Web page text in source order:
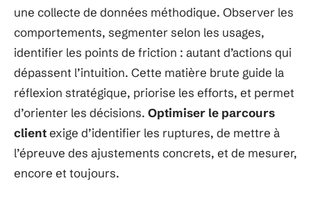
une collecte de données méthodique. Observer les
comportements, segmenter selon les usages,
identifier les points de friction : autant d’actions qui
dépassent l’intuition. Cette matière brute guide la
réflexion stratégique, priorise les efforts, et permet
d’orienter les décisions. Optimiser le parcours
clientexige d’identifier les ruptures, de mettre à
l’épreuve des ajustements concrets, et de mesurer,
encore et toujours.